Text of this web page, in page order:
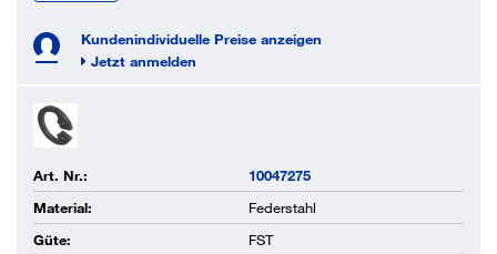
Kundenindividuelle Preise anzeigen
Jetzt anmelden
Art. Nr.:
10047275
Material:
Federstahl
Güte:
FST